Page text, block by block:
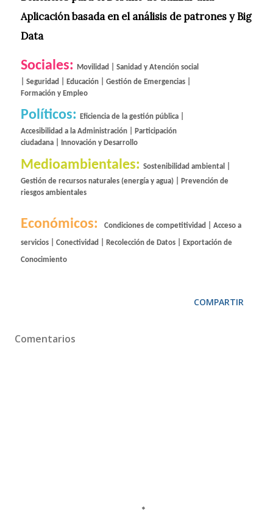
Aplicación basada en el análisis de patrones y Big
Data
Sociales:
Movilidad | Sanidad y Atención social
| Seguridad | Educación | Gestión de Emergencias |
Formación y Empleo
Políticos:
Eficiencia de la gestión pública |
Accesibilidad a la Administración | Participación
ciudadana | Innovación y Desarrollo
Medioambientales: Sostenibilidad ambiental |
Gestión de recursos naturales (energía y agua) | Prevención de
riesgos ambientales
Económicos: Condiciones de competitividad | Acceso a
servicios | Conectividad | Recolección de Datos | Exportación de
Conocimiento
COMPARTIR
Comentarios